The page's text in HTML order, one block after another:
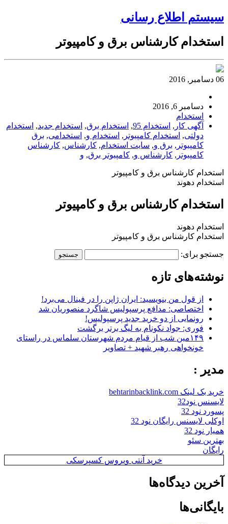
سیستم اطلاع رسانی
استخدام کارشناس برق و کامپیوتر
06 دسامبر, 2016
دسامبر 6, 2016
استخدام
آگهی کار , استخدام 95 , استخدام برق, استخدام جدید, استخدام
دولتی, استخدام کامپیوتر , استخدام و, استخدامی, برق
کامپیوتر , برق و, سایت استخدام, کارشناس, کارشناس
کامپیوتر , کارشناس و, کامپیوتر برق, و
استخدام کارشناس برق و کامپیوتر
استخدام دهوند
استخدام کارشناس برق و کامپیوتر
استخدام دهوند
استخدام کارشناس برق و کامپیوتر
جستجو برای:
نوشته‌های تازه
از قول من بنویسید: ایران ژاپن را در فینال می‌برد!
اختصاصی: مدافع پرسپولیس شاگرد منصوریان شد
رونمایی از دو خرید جدید پرسپولیس!
فوری: جواد نکونام به لیگ برتر برگشت
۱۴۹مین شب از قیام مردم شهرستان سلماس در راستای
خونخواهی رهبر شهید + تصاویر
مدیر :
خرید بک لینک behtarinbacklink.com
لایسنس نود32
پسورد نود 32
اوکلی لایسنس رایگان نود 32
همیار نود 32
بهترین سئو
رایگان
خرید آنتی ویروس کسپرسکی
آخرین دیدگاه‌ها
بایگانی‌ها